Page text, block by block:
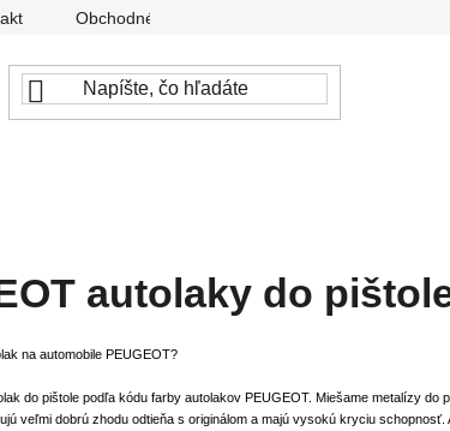
Obchodné podmienky
autolaky do
na automobile PEUGEOT?
do pištole podľa kódu farby autolakov PEUGEOT. Miešame metalízy do
veľmi dobrú zhodu odtieňa s originálom a majú vysokú kryciu